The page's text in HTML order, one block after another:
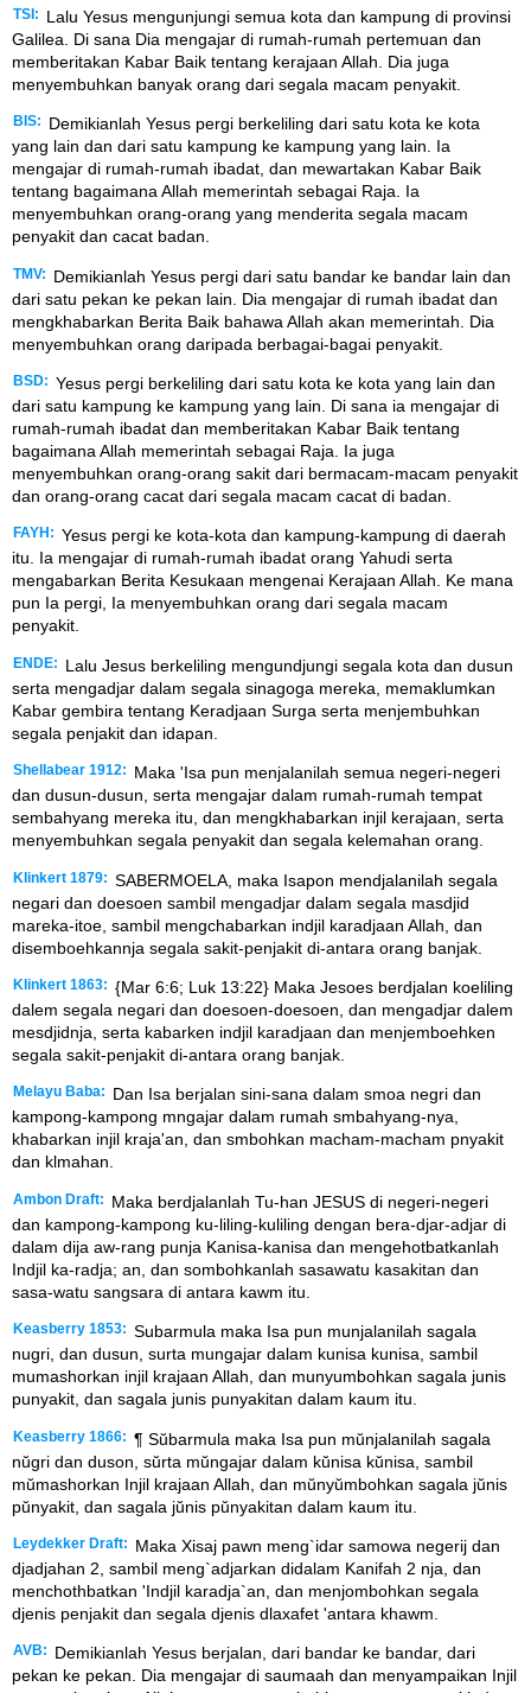
TSI:
Lalu Yesus mengunjungi semua kota dan kampung di provinsi
Galilea. Di sana Dia mengajar di rumah-rumah pertemuan dan
memberitakan Kabar Baik tentang kerajaan Allah. Dia juga
menyembuhkan banyak orang dari segala macam penyakit.
BIS:
Demikianlah Yesus pergi berkeliling dari satu kota ke kota
yang lain dan dari satu kampung ke kampung yang lain. Ia
mengajar di rumah-rumah ibadat, dan mewartakan Kabar Baik
tentang bagaimana Allah memerintah sebagai Raja. Ia
menyembuhkan orang-orang yang menderita segala macam
penyakit dan cacat badan.
TMV:
Demikianlah Yesus pergi dari satu bandar ke bandar lain dan
dari satu pekan ke pekan lain. Dia mengajar di rumah ibadat dan
mengkhabarkan Berita Baik bahawa Allah akan memerintah. Dia
menyembuhkan orang daripada berbagai-bagai penyakit.
BSD: Yesus pergi berkeliling dari satu kota ke kota yang lain dan
dari satu kampung ke kampung yang lain. Di sana ia mengajar di
rumah-rumah ibadat dan memberitakan Kabar Baik tentang
bagaimana Allah memerintah sebagai Raja. Ia juga
menyembuhkan orang-orang sakit dari bermacam-macam penyakit
dan orang-orang cacat dari segala macam cacat di badan.
FAYH: Yesus pergi ke kota-kota dan kampung-kampung di daerah
itu. Ia mengajar di rumah-rumah ibadat orang Yahudi serta
mengabarkan Berita Kesukaan mengenai Kerajaan Allah. Ke mana
pun Ia pergi, Ia menyembuhkan orang dari segala macam
penyakit.
ENDE:
Lalu Jesus berkeliling mengundjungi segala kota dan dusun
serta mengadjar dalam segala sinagoga mereka, memaklumkan
Kabar gembira tentang Keradjaan Surga serta menjembuhkan
segala penjakit dan idapan.
Shellabear 1912:
Maka 'Isa pun menjalanilah semua negeri-negeri
dan dusun-dusun, serta mengajar dalam rumah-rumah tempat
sembahyang mereka itu, dan mengkhabarkan injil kerajaan, serta
menyembuhkan segala penyakit dan segala kelemahan orang.
Klinkert 1879: SABERMOELA, maka Isapon mendjalanilah segala
negari dan doesoen sambil mengadjar dalam segala masdjid
mareka-itoe, sambil mengchabarkan indjil karadjaan Allah, dan
disemboehkannja segala sakit-penjakit di-antara orang banjak.
Klinkert 1863: {Mar 6:6; Luk 13:22} Maka Jesoes berdjalan koeliling
dalem segala negari dan doesoen-doesoen, dan mengadjar dalem
mesdjidnja, serta kabarken indjil karadjaan dan menjemboehken
segala sakit-penjakit di-antara orang banjak.
Melayu Baba:
Dan Isa berjalan sini-sana dalam smoa negri dan
kampong-kampong mngajar dalam rumah smbahyang-nya,
khabarkan injil kraja'an, dan smbohkan macham-macham pnyakit
dan klmahan.
Ambon Draft:
Maka berdjalanlah Tu-han JESUS di negeri-negeri
dan kampong-kampong ku-liling-kuliling dengan bera-djar-adjar di
dalam dija aw-rang punja Kanisa-kanisa dan mengehotbatkanlah
Indjil ka-radja; an, dan sombohkanlah sasawatu kasakitan dan
sasa-watu sangsara di antara kawm itu.
Keasberry 1853: Subarmula maka Isa pun munjalanilah sagala
nugri, dan dusun, surta mungajar dalam kunisa kunisa, sambil
mumashorkan injil krajaan Allah, dan munyumbohkan sagala junis
punyakit, dan sagala junis punyakitan dalam kaum itu.
Keasberry 1866: ¶ Sŭbarmula maka Isa pun mŭnjalanilah sagala
nŭgri dan duson, sŭrta mŭngajar dalam kŭnisa kŭnisa, sambil
mŭmashorkan Injil krajaan Allah, dan mŭnyŭmbohkan sagala jŭnis
pŭnyakit, dan sagala jŭnis pŭnyakitan dalam kaum itu.
Leydekker Draft:
Maka Xisaj pawn meng`idar samowa negerij dan
djadjahan 2, sambil meng`adjarkan didalam Kanifah 2 nja, dan
menchothbatkan 'Indjil karadja`an, dan menjombohkan segala
djenis penjakit dan segala djenis dlaxafet 'antara khawm.
AVB:
Demikianlah Yesus berjalan, dari bandar ke bandar, dari
pekan ke pekan. Dia mengajar di saumaah dan menyampaikan Injil